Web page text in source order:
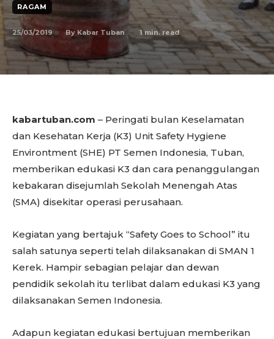
RAGAM
25/03/2019 By Kabar Tuban 1min. read
kabartuban.com – Peringati bulan Keselamatan
dan Kesehatan Kerja (K3) Unit Safety Hygiene
Environtment (SHE) PT Semen Indonesia, Tuban,
memberikan edukasi K3 dan cara penanggulangan
kebakaran disejumlah Sekolah Menengah Atas
(SMA) disekitar operasi perusahaan.
Kegiatan yang bertajuk “Safety Goes to School” itu
salah satunya seperti telah dilaksanakan di SMAN 1
Kerek. Hampir sebagian pelajar dan dewan
pendidik sekolah itu terlibat dalam edukasi K3 yang
dilaksanakan Semen Indonesia.
Adapun kegiatan edukasi bertujuan memberikan